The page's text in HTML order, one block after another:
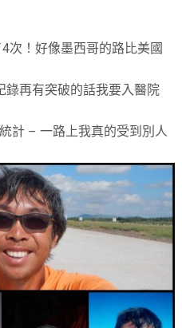
4次！好像墨西哥的路比美國
錄再有突破的話我要入醫院
計 –一路上我真的受到別人